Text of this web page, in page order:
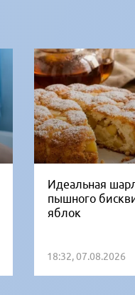
Идеальная
пышного
яблок
18:32, 07.08.2026